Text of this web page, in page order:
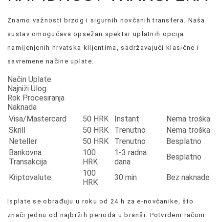
Znamo važnosti brzog i sigurnih novčanih transfera. Naša
sustav omogućava opsežan spektar uplatnih opcija
namijenjenih hrvatska klijentima, sadržavajući klasične i
savremene načine uplate.
Način Uplate
Najniži Ulog
Rok Procesiranja
Naknada
Visa/Mastercard
50 HRK Instant
Nema troška
Skrill
50 HRK Trenutno
Nema troška
Neteller
50 HRK Trenutno
Besplatno
Bankovna
Transakcija
100
HRK
1-3 radna
dana
Besplatno
Kriptovalute
100
HRK
30 min Bez naknade
Isplate se obrađuju u roku od 24 h za e-novčanike, što
znači jednu od najbržih perioda u branši. Potvrđeni računi